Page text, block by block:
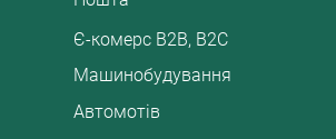
Є-комерс B2B, B2C
Машинобудування
Автомотів